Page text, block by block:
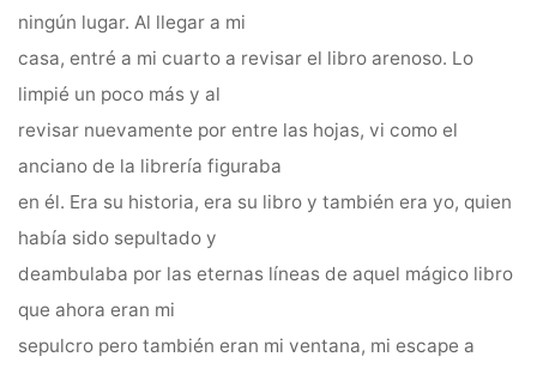
ningún lugar. Al llegar a mi
casa, entré a mi cuarto a revisar el libro arenoso. Lo
limpié un poco más y al
revisar nuevamente por entre las hojas, vi como el
anciano de la librería figuraba
en él. Era su historia, era su libro y también era yo, quien
había sido sepultado y
deambulaba por las eternas líneas de aquel mágico libro
que ahora eran mi
sepulcro pero también eran mi ventana, mi escape a